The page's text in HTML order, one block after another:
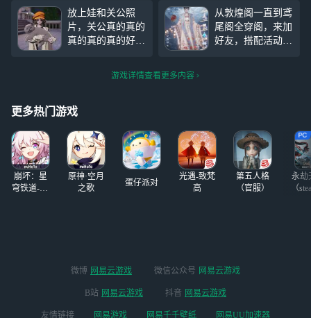
天真感好像那木偶
笨蛋神明）（p7p8
好像女王）（共号
的姐姐搭的，好
就被惊艳到了T
拍免活蝴蝶结神明
的，怎么都
位可动。因为去年
下半年上了高中
后，经常在学校，
所以衣服不多
放上娃和关公照
片，关公真的真的
真的真的真的好可
个无猫的爱猫人士
来讲太开心了，欢
字网易同名
从敦煌阁一直到鸢
尾阁全穿阁，来加
好友，搭配活动要
赞的姐妹肯定加你
在评论区放你们以
闪id我来加哦，没
放
游戏详情查看更多内容
更多热门游戏
崩坏：星
穹铁道-4.4
原神·空月
之歌
蛋仔派对
光遇-致梵
高
第五人格
（官服）
永劫
（
微博 网易云游戏 微信公众号 网易云游戏
B站 网易云游戏 抖音 网易云游戏
友情链接 网易游戏 网易千千壁纸 网易UU加速器